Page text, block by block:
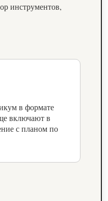
инструментов,
в формате
включают в
с планом по